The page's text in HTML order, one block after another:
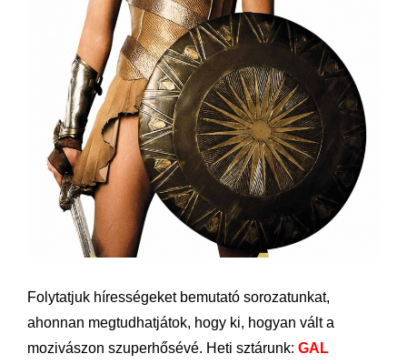
Folytatjuk hírességeket bemutató sorozatunkat,
ahonnan megtudhatjátok, hogy ki, hogyan vált a
mozivászon szuperhősévé. Heti sztárunk: GAL